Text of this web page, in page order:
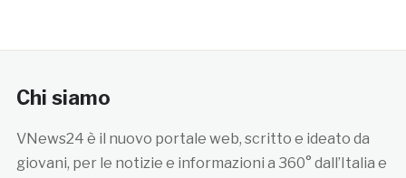
Chi siamo
VNews24 è il nuovo portale web, scritto e ideato da
giovani, per le notizie e informazioni a 360° dall’Italia e